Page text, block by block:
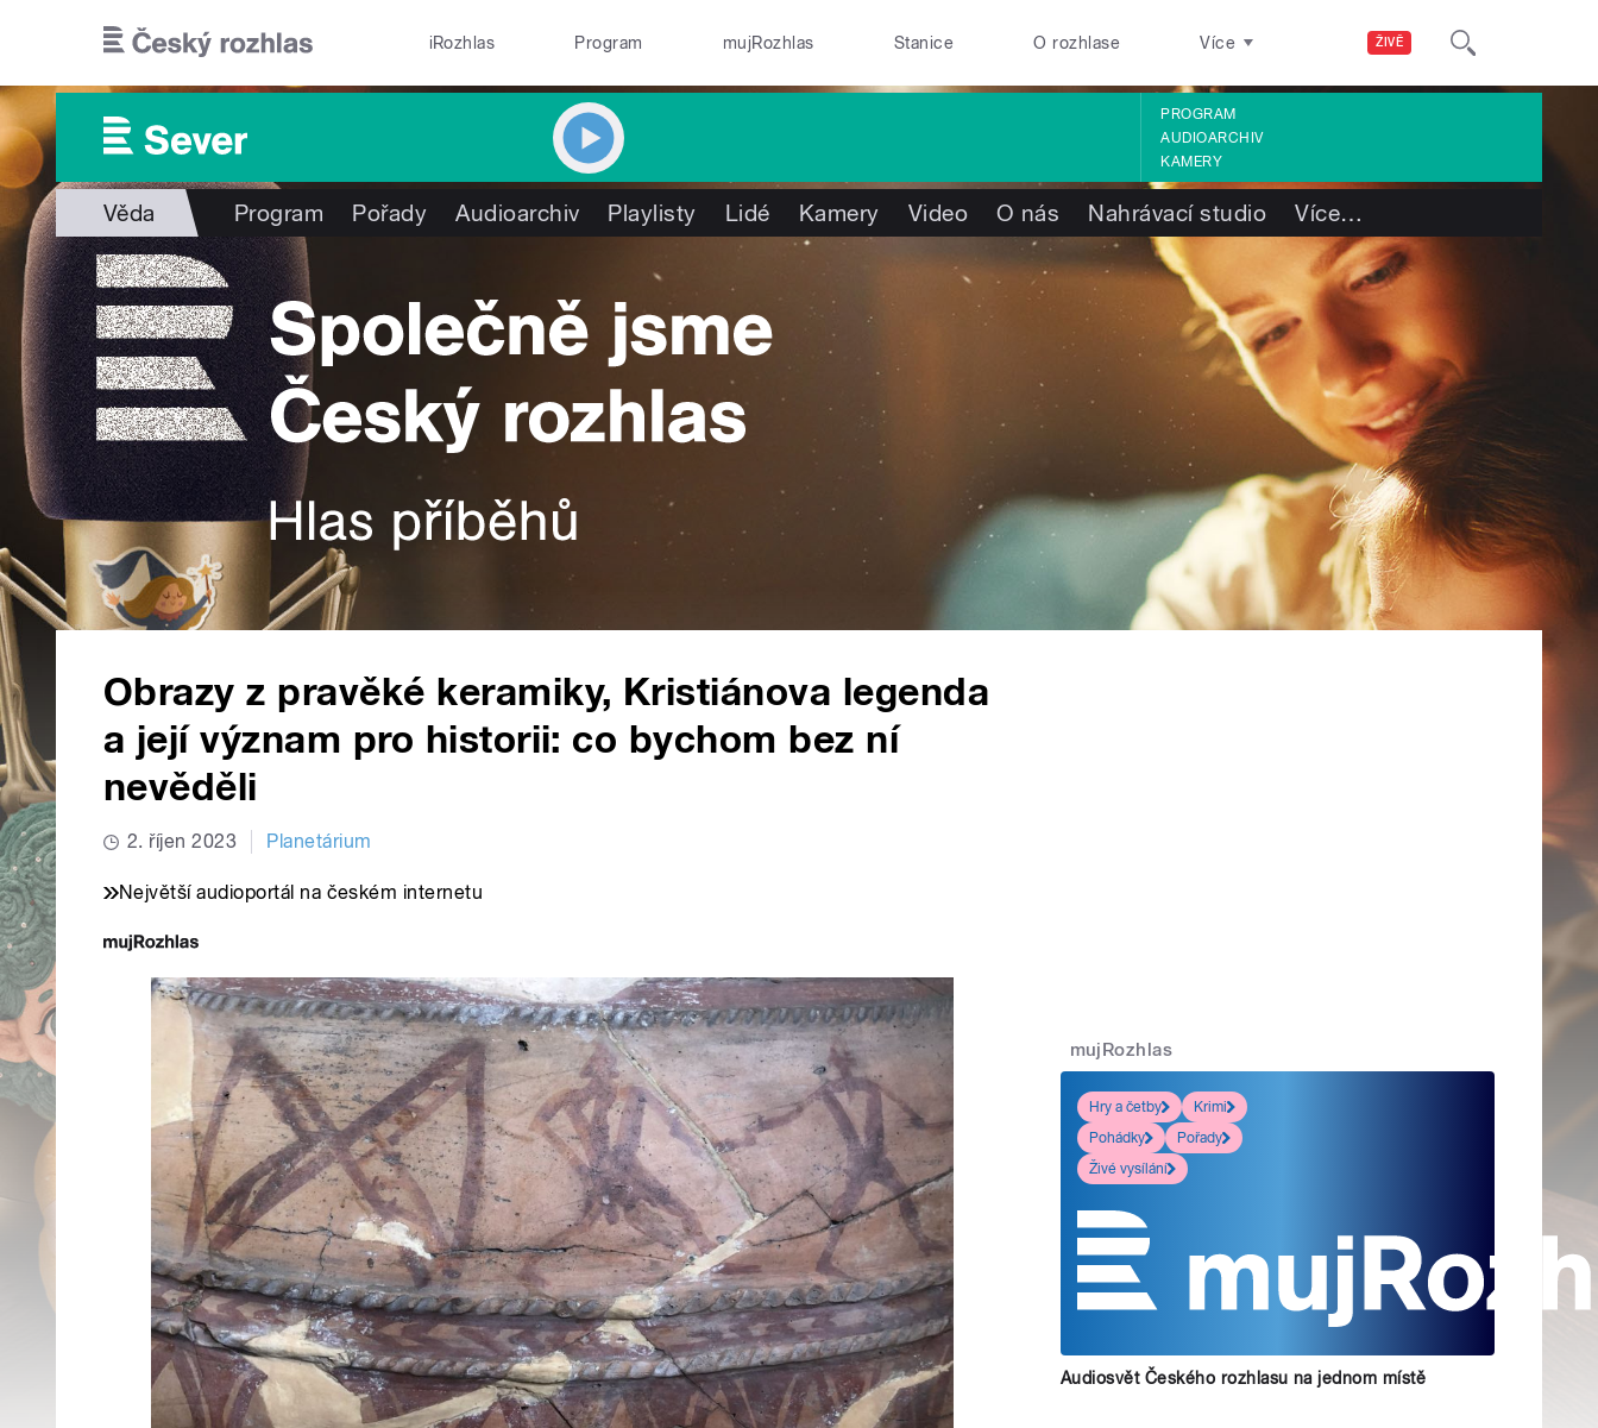
ŽIVĚ
iRozhlas Program mujRozhlas Stanice O rozhlase Více
PROGRAM
AUDIOARCHIV
KAMERY
Věda Program Pořady Audioarchiv Playlisty Lidé Kamery Video O nás Nahrávací studio Více…
Obrazy z pravěké keramiky, Kristiánova legenda
a její význam pro historii: co bychom bez ní
nevěděli
2. říjen 2023 Planetárium
Největší audioportál na českém internetu
mujRozhlas
Hry a četby
Krimi
Pohádky
Pořady
Živé vysílání
Audiosvět Českého rozhlasu na jednom místě